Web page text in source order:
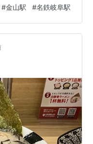
（パノラマSuper）
車両です。 一般車と
、名古屋本線を経由
行します。 本車両
一般車（３号車～６
#金山駅 #名鉄岐阜駅